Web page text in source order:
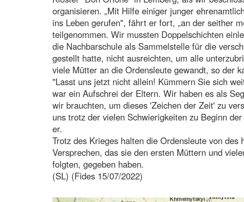
organisieren. „Mit Hilfe einiger junger
ins Leben gerufen", fährt er fort, „an der seither
teilgenommen. Wir mussten Doppelschichten
die Nachbarschule als Sammelstelle für die
gestellt hatte, nicht ausreichten, um alle
viele Mütter an die Ordensleute gewandt, so der
"Lasst uns jetzt nicht allein! Kümmern Sie sich
war ein Aufschrei der Eltern. Wir haben es als
wir brauchten, um dieses 'Zeichen der Zeit' zu
uns trotz der vielen Schwierigkeiten zu Beginn
er.
Trotz des Krieges halten die Ordensleute von
Versprechen, das sie den ersten Müttern und
folgten, gegeben haben.
(SL) (Fides 15/07/2022)